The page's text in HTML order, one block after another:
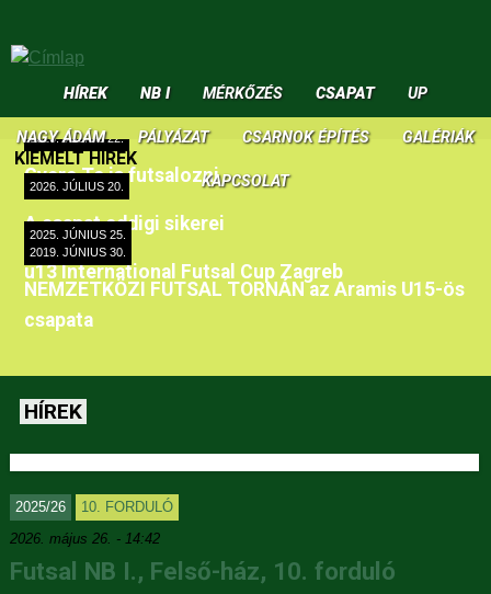
HÍREK
NB I MÉRKŐZÉS CSAPAT UP
NAGY ÁDÁM PÁLYÁZAT CSARNOK ÉPÍTÉS GALÉRIÁK
KAPCSOLAT
KIEMELT HÍREK
2026. JÚLIUS 22.
Gyere Te is futsalozni
2026. JÚLIUS 20.
A csapat eddigi sikerei
2025. JÚNIUS 25.
u13 International Futsal Cup Zagreb
2019. JÚNIUS 30.
NEMZETKÖZI FUTSAL TORNÁN az Aramis U15-ös
csapata
HÍREK
2025/26
10. FORDULÓ
2026. május 26. - 14:42
Futsal NB I., Felső-ház, 10. forduló